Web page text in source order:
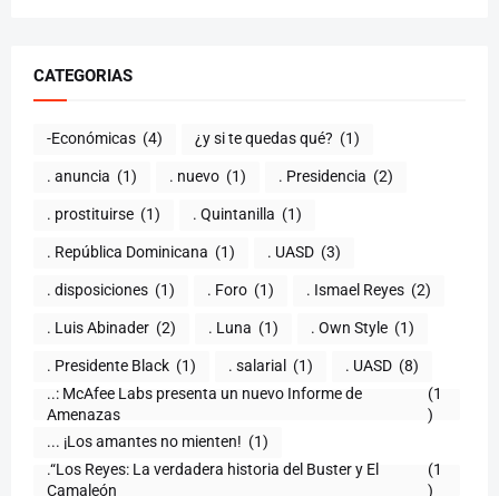
CATEGORIAS
-Económicas (4) ¿y si te quedas qué? (1)
. anuncia (1) . nuevo (1) . Presidencia (2)
. prostituirse (1) . Quintanilla (1)
. República Dominicana (1) . UASD (3)
. disposiciones (1) . Foro (1) . Ismael Reyes (2)
. Luis Abinader (2) . Luna (1) . Own Style (1)
. Presidente Black (1) . salarial (1) . UASD (8)
..: McAfee Labs presenta un nuevo Informe de
(1
)
... ¡Los amantes no mienten! (1)
.“Los Reyes: La verdadera historia del Buster y El
Camaleón
(1
)